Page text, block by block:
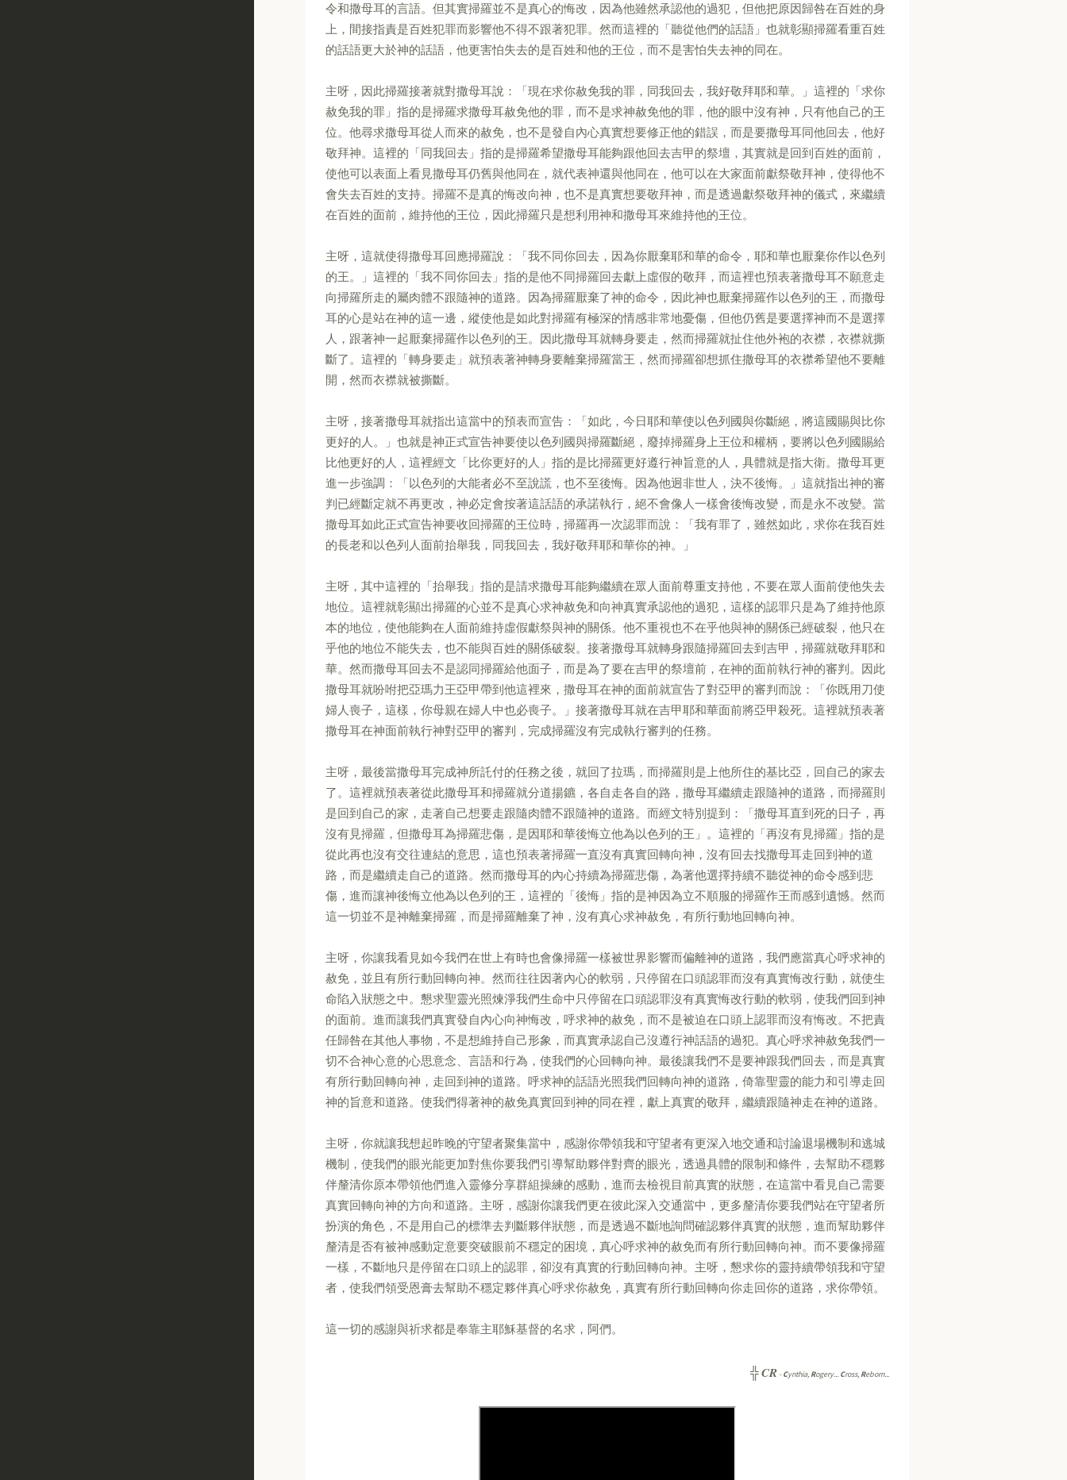
令和撒母耳的言語。但其實掃羅並不是真心的悔改，因為他雖然承認他的過犯，但他把原因歸咎在百姓的身
上，間接指責是百姓犯罪而影響他不得不跟著犯罪。然而這裡的「聽從他們的話語」也就彰顯掃羅看重百姓
的話語更大於神的話語，他更害怕失去的是百姓和他的王位，而不是害怕失去神的同在。
主呀，因此掃羅接著就對撒母耳說：「現在求你赦免我的罪，同我回去，我好敬拜耶和華。」這裡的「求你
赦免我的罪」指的是掃羅求撒母耳赦免他的罪，而不是求神赦免他的罪，他的眼中沒有神，只有他自己的王
位。他尋求撒母耳從人而來的赦免，也不是發自內心真實想要修正他的錯誤，而是要撒母耳同他回去，他好
敬拜神。這裡的「同我回去」指的是掃羅希望撒母耳能夠跟他回去吉甲的祭壇，其實就是回到百姓的面前，
使他可以表面上看見撒母耳仍舊與他同在，就代表神還與他同在，他可以在大家面前獻祭敬拜神，使得他不
會失去百姓的支持。掃羅不是真的悔改向神，也不是真實想要敬拜神，而是透過獻祭敬拜神的儀式，來繼續
在百姓的面前，維持他的王位，因此掃羅只是想利用神和撒母耳來維持他的王位。
主呀，這就使得撒母耳回應掃羅說：「我不同你回去，因為你厭棄耶和華的命令，耶和華也厭棄你作以色列
的王。」這裡的「我不同你回去」指的是他不同掃羅回去獻上虛假的敬拜，而這裡也預表著撒母耳不願意走
向掃羅所走的屬肉體不跟隨神的道路。因為掃羅厭棄了神的命令，因此神也厭棄掃羅作以色列的王，而撒母
耳的心是站在神的這一邊，縱使他是如此對掃羅有極深的情感非常地憂傷，但他仍舊是要選擇神而不是選擇
人，跟著神一起厭棄掃羅作以色列的王。因此撒母耳就轉身要走，然而掃羅就扯住他外袍的衣襟，衣襟就撕
斷了。這裡的「轉身要走」就預表著神轉身要離棄掃羅當王，然而掃羅卻想抓住撒母耳的衣襟希望他不要離
開，然而衣襟就被撕斷。
主呀，接著撒母耳就指出這當中的預表而宣告：「如此，今日耶和華使以色列國與你斷絕，將這國賜與比你
更好的人。」也就是神正式宣告神要使以色列國與掃羅斷絕，廢掉掃羅身上王位和權柄，要將以色列國賜給
比他更好的人，這裡經文「比你更好的人」指的是比掃羅更好遵行神旨意的人，具體就是指大衛。撒母耳更
進一步強調：「以色列的大能者必不至說謊，也不至後悔。因為他迥非世人，決不後悔。」這就指出神的審
判已經斷定就不再更改，神必定會按著這話語的承諾執行，絕不會像人一樣會後悔改變，而是永不改變。當
撒母耳如此正式宣告神要收回掃羅的王位時，掃羅再一次認罪而說：「我有罪了，雖然如此，求你在我百姓
的長老和以色列人面前抬舉我，同我回去，我好敬拜耶和華你的神。」
主呀，其中這裡的「抬舉我」指的是請求撒母耳能夠繼續在眾人面前尊重支持他，不要在眾人面前使他失去
地位。這裡就彰顯出掃羅的心並不是真心求神赦免和向神真實承認他的過犯，這樣的認罪只是為了維持他原
本的地位，使他能夠在人面前維持虛假獻祭與神的關係。他不重視也不在乎他與神的關係已經破裂，他只在
乎他的地位不能失去，也不能與百姓的關係破裂。接著撒母耳就轉身跟隨掃羅回去到吉甲，掃羅就敬拜耶和
華。然而撒母耳回去不是認同掃羅給他面子，而是為了要在吉甲的祭壇前，在神的面前執行神的審判。因此
撒母耳就吩咐把亞瑪力王亞甲帶到他這裡來，撒母耳在神的面前就宣告了對亞甲的審判而說：「你既用刀使
婦人喪子，這樣，你母親在婦人中也必喪子。」接著撒母耳就在吉甲耶和華面前將亞甲殺死。這裡就預表著
撒母耳在神面前執行神對亞甲的審判，完成掃羅沒有完成執行審判的任務。
主呀，最後當撒母耳完成神所託付的任務之後，就回了拉瑪，而掃羅則是上他所住的基比亞，回自己的家去
了。這裡就預表著從此撒母耳和掃羅就分道揚鑣，各自走各自的路，撒母耳繼續走跟隨神的道路，而掃羅則
是回到自己的家，走著自己想要走跟隨肉體不跟隨神的道路。而經文特別提到：「撒母耳直到死的日子，再
沒有見掃羅，但撒母耳為掃羅悲傷，是因耶和華後悔立他為以色列的王」。這裡的「再沒有見掃羅」指的是
從此再也沒有交往連結的意思，這也預表著掃羅一直沒有真實回轉向神，沒有回去找撒母耳走回到神的道
路，而是繼續走自己的道路。然而撒母耳的內心持續為掃羅悲傷，為著他選擇持續不聽從神的命令感到悲
傷，進而讓神後悔立他為以色列的王，這裡的「後悔」指的是神因為立不順服的掃羅作王而感到遺憾。然而
這一切並不是神離棄掃羅，而是掃羅離棄了神，沒有真心求神赦免，有所行動地回轉向神。
主呀，你讓我看見如今我們在世上有時也會像掃羅一樣被世界影響而偏離神的道路，我們應當真心呼求神的
赦免，並且有所行動回轉向神。然而往往因著內心的軟弱，只停留在口頭認罪而沒有真實悔改行動，就使生
命陷入狀態之中。懇求聖靈光照煉淨我們生命中只停留在口頭認罪沒有真實悔改行動的軟弱，使我們回到神
的面前。進而讓我們真實發自內心向神悔改，呼求神的赦免，而不是被迫在口頭上認罪而沒有悔改。不把責
任歸咎在其他人事物，不是想維持自己形象，而真實承認自己沒遵行神話語的過犯。真心呼求神赦免我們一
切不合神心意的心思意念、言語和行為，使我們的心回轉向神。最後讓我們不是要神跟我們回去，而是真實
有所行動回轉向神，走回到神的道路。呼求神的話語光照我們回轉向神的道路，倚靠聖靈的能力和引導走回
神的旨意和道路。使我們得著神的赦免真實回到神的同在裡，獻上真實的敬拜，繼續跟隨神走在神的道路。
主呀，你就讓我想起昨晚的守望者聚集當中，感謝你帶領我和守望者有更深入地交通和討論退場機制和逃城
機制，使我們的眼光能更加對焦你要我們引導幫助夥伴對齊的眼光，透過具體的限制和條件，去幫助不穩夥
伴釐清你原本帶領他們進入靈修分享群組操練的感動，進而去檢視目前真實的狀態，在這當中看見自己需要
真實回轉向神的方向和道路。主呀，感謝你讓我們更在彼此深入交通當中，更多釐清你要我們站在守望者所
扮演的角色，不是用自己的標準去判斷夥伴狀態，而是透過不斷地詢問確認夥伴真實的狀態，進而幫助夥伴
釐清是否有被神感動定意要突破眼前不穩定的困境，真心呼求神的赦免而有所行動回轉向神。而不要像掃羅
一樣，不斷地只是停留在口頭上的認罪，卻沒有真實的行動回轉向神。主呀，懇求你的靈持續帶領我和守望
者，使我們領受恩膏去幫助不穩定夥伴真心呼求你赦免，真實有所行動回轉向你走回你的道路，求你帶領。
這一切的感謝與祈求都是奉靠主耶穌基督的名求，阿們。
╬CR -Cynthia, Rogery... Cross, Reborn...